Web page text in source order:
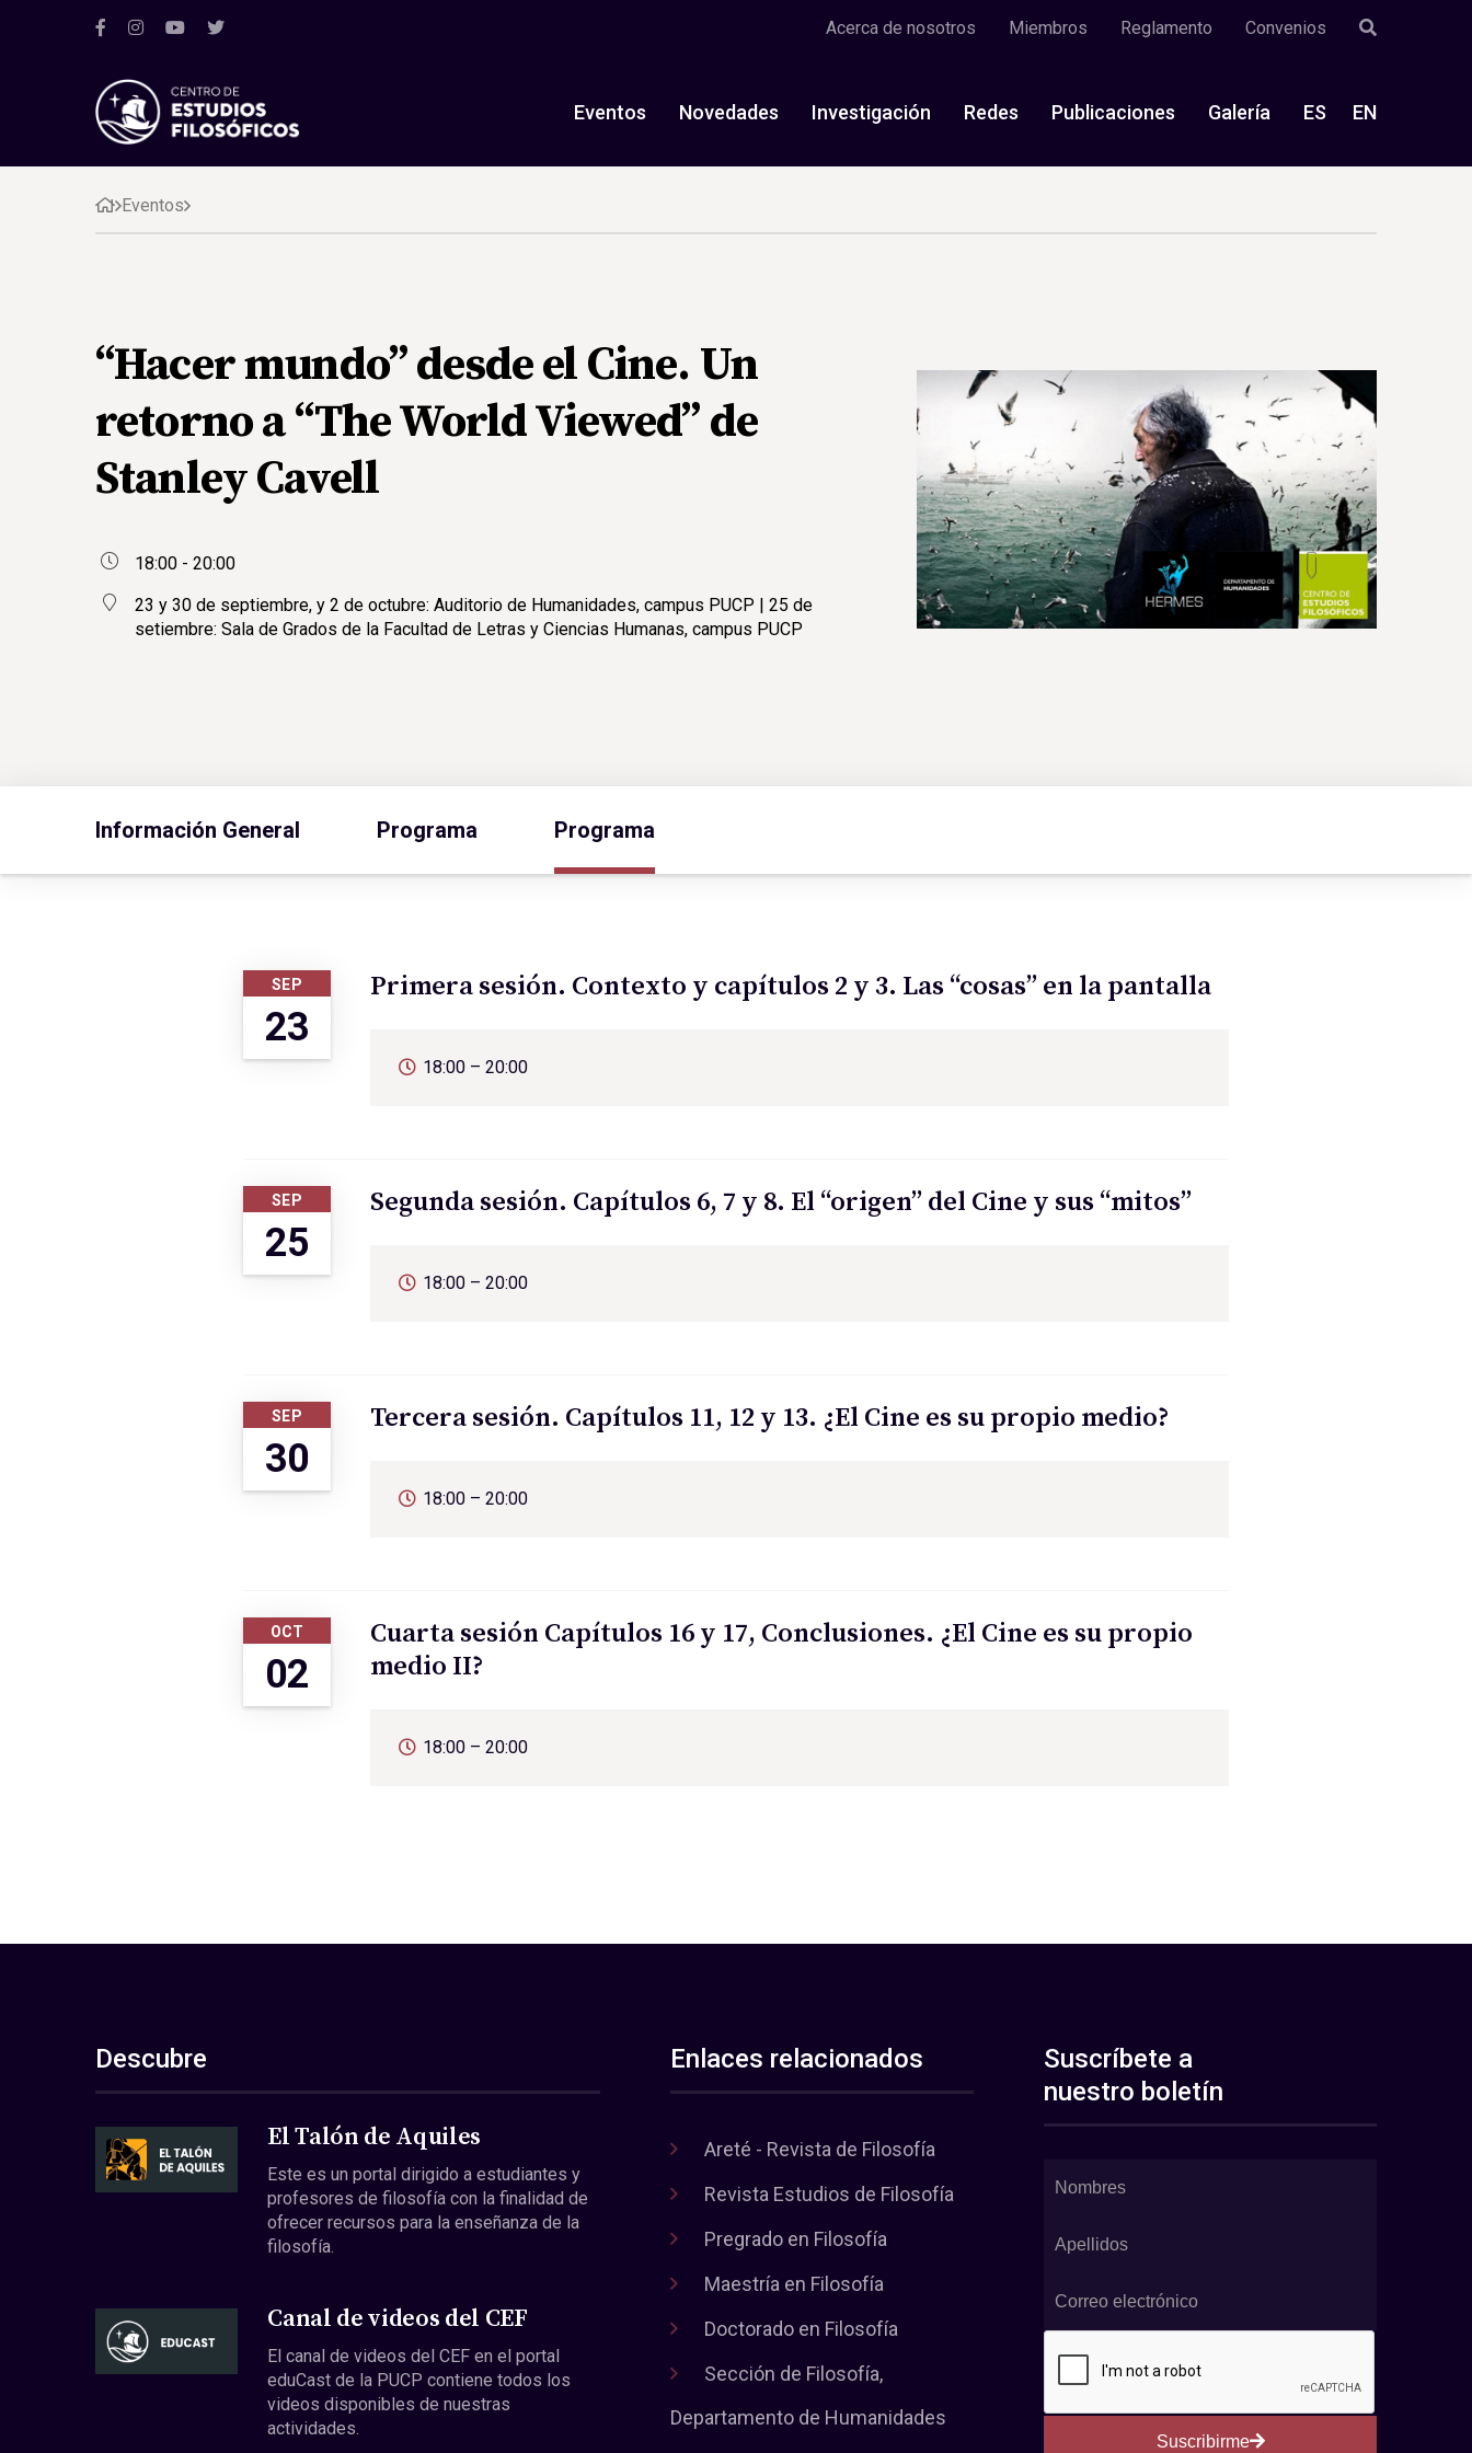
Acerca de nosotros Miembros Reglamento Convenios
Eventos Novedades Investigación Redes Publicaciones Galería ES EN
Eventos
“Hacer mundo” desde el Cine. Un
retorno a “The World Viewed” de
Stanley Cavell
18:00 - 20:00
23 y 30 de septiembre, y 2 de octubre: Auditorio de Humanidades, campus PUCP | 25 de
setiembre: Sala de Grados de la Facultad de Letras y Ciencias Humanas, campus PUCP
Información General Programa Programa
SEP
23
Primera sesión. Contexto y capítulos 2 y 3. Las “cosas” en la pantalla
18:00 – 20:00
SEP
25
Segunda sesión. Capítulos 6, 7 y 8. El “origen” del Cine y sus “mitos”
18:00 – 20:00
SEP
30
Tercera sesión. Capítulos 11, 12 y 13. ¿El Cine es su propio medio?
18:00 – 20:00
OCT
02
Cuarta sesión Capítulos 16 y 17, Conclusiones. ¿El Cine es su propio
medio II?
18:00 – 20:00
Descubre
El Talón de Aquiles
Este es un portal dirigido a estudiantes y
profesores de filosofía con la finalidad de
ofrecer recursos para la enseñanza de la
filosofía.
Canal de videos del CEF
El canal de videos del CEF en el portal
eduCast de la PUCP contiene todos los
videos disponibles de nuestras
actividades.
Enlaces relacionados
Areté - Revista de Filosofía
Revista Estudios de Filosofía
Pregrado en Filosofía
Maestría en Filosofía
Doctorado en Filosofía
Sección de Filosofía,
Departamento de Humanidades
Suscríbete a
nuestro boletín
Suscribirme